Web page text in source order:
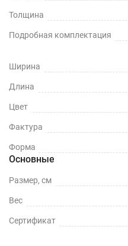
Толщина
Подробная комплектация
Ширина
Длина
Цвет
Фактура
Форма
Основные
Размер, см
Вес
Сертификат